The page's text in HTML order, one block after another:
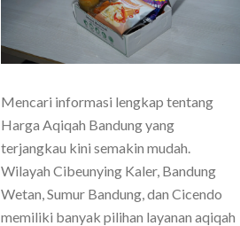
Mencari informasi lengkap tentang
Harga Aqiqah Bandung yang
terjangkau kini semakin mudah.
Wilayah Cibeunying Kaler, Bandung
Wetan, Sumur Bandung, dan Cicendo
memiliki banyak pilihan layanan aqiqah